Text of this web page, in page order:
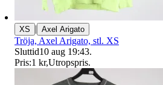
XS | Axel Arigato
Tröja, Axel Arigato, stl. XS
Sluttid10 aug 19:43.
Pris:1 kr,Utropspris.